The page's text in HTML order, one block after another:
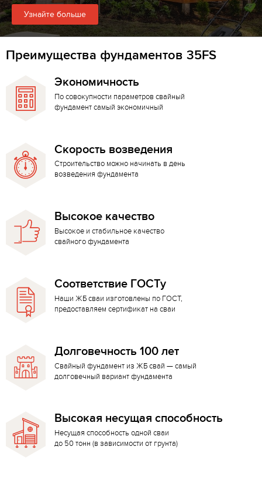
Узнайте больше
Преимущества фундаментов 35FS
Экономичность
По совокупности параметров свайный
фундамент самый экономичный
Скорость возведения
Строительство можно начинать в день
возведения фундамента
Высокое качество
Высокое и стабильное качество
свайного фундамента
Соответствие ГОСТу
Наши ЖБ сваи изготовлены по ГОСТ,
предоставляем сертификат на сваи
Долговечность 100 лет
Свайный фундамент из ЖБ свай — самый
долговечный вариант фундамента
Высокая несущая способность
Несущая способность одной сваи
до 50 тонн (в зависимости от грунта)